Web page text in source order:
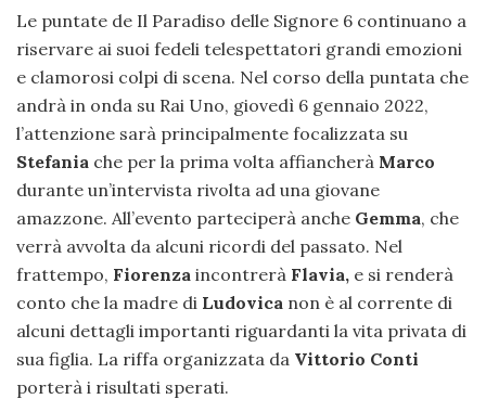
Le puntate de Il Paradiso delle Signore 6 continuano a
riservare ai suoi fedeli telespettatori grandi emozioni
e clamorosi colpi di scena. Nel corso della puntata che
andrà in onda su Rai Uno, giovedì 6 gennaio 2022,
l’attenzione sarà principalmente focalizzata su
Stefania che per la prima volta affiancherà Marco
durante un’intervista rivolta ad una giovane
amazzone. All’evento parteciperà anche Gemma, che
verrà avvolta da alcuni ricordi del passato. Nel
frattempo, Fiorenza incontrerà Flavia, e si renderà
conto che la madre di Ludovica non è al corrente di
alcuni dettagli importanti riguardanti la vita privata di
sua figlia. La riffa organizzata da Vittorio Conti
porterà i risultati sperati.